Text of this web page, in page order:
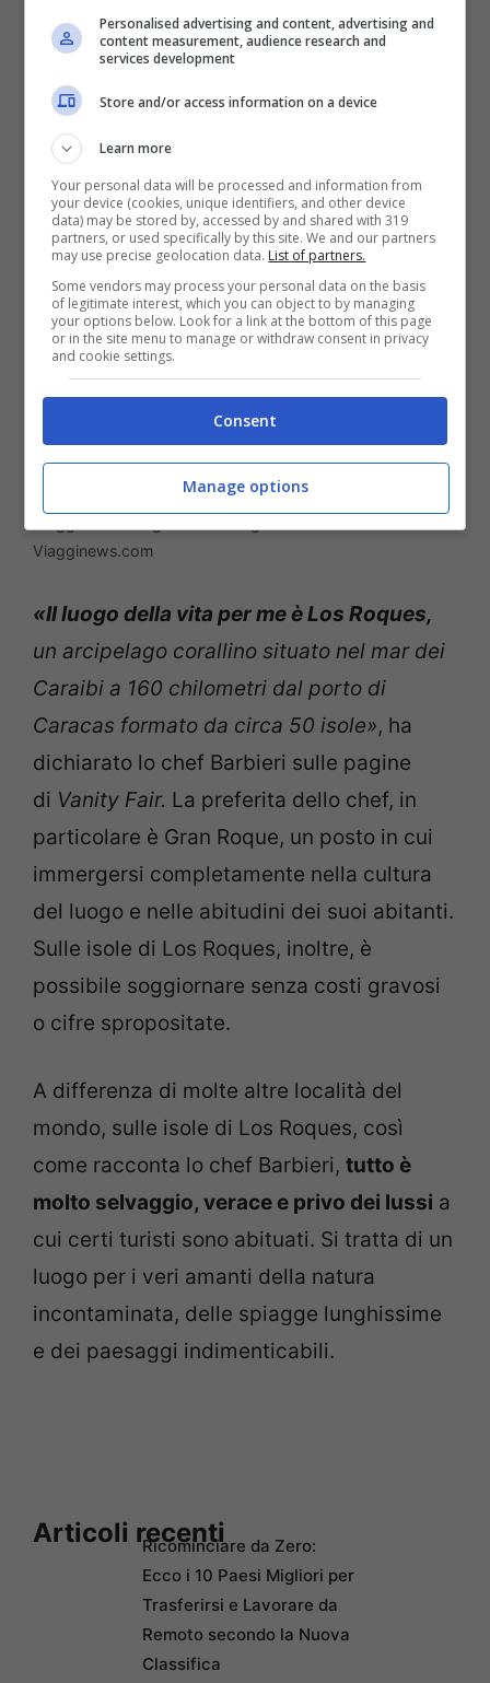
luogo ideale per una vacanza, dunque, è
sicuramente una località vicino al mare,
dove poter ammirare l’orizzonte blu infinito
anche dalla finestra della camera da letto
durante i primi minuti del risveglio.
Viagginews.com
«Il luogo della vita per me è Los Roques,
un arcipelago corallino situato nel mar dei
Caraibi a 160 chilometri dal porto di
Caracas formato da circa 50 isole», ha
dichiarato lo chef Barbieri sulle pagine
di Vanity Fair. La preferita dello chef, in
particolare è Gran Roque, un posto in cui
immergersi completamente nella cultura
del luogo e nelle abitudini dei suoi abitanti.
Sulle isole di Los Roques, inoltre, è
possibile soggiornare senza costi gravosi
o cifre spropositate.
A differenza di molte altre località del
mondo, sulle isole di Los Roques, così
come racconta lo chef Barbieri, tutto è
molto selvaggio, verace e privo dei lussi a
cui certi turisti sono abituati. Si tratta di un
luogo per i veri amanti della natura
incontaminata, delle spiagge lunghissime
e dei paesaggi indimenticabili.
Articoli recentiRicominciare da Zero:
Ecco i 10 Paesi Migliori per
Trasferirsi e Lavorare da
Remoto secondo la Nuova
Classifica
Personalised advertising and content, advertising and
content measurement, audience research and
services development
Store and/or access information on a device
Learn more
Your personal data will be processed and information from
your device (cookies, unique identifiers, and other device
data) may be stored by, accessed by and shared with 319
partners, or used specifically by this site. We and our partners
may use precise geolocation data. List of partners.
Some vendors may process your personal data on the basis
of legitimate interest, which you can object to by managing
your options below. Look for a link at the bottom of this page
or in the site menu to manage or withdraw consent in privacy
and cookie settings.
Consent
Manage options